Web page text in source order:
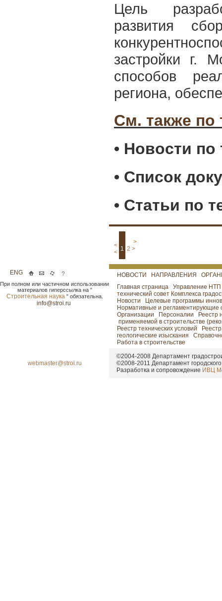
Цель
развития
застройки г.
способов
региона,
См. также по
• Новости
• Список
• Статьи по
<
< 1 2
>
>
ENG
При полном или частичном использовании
материалов гиперссылка на "
Строительная наука " обязательна.
info@stroi.ru
НОВОСТИ НАПРАВЛЕНИЯ
Главная страница
Управление НТП
технический совет Комплекса
Новости
Целевые программы
Нормативные и регламентирующие
Организации
Персоналии
Реестр
применяемой в строительстве
Реестр технических условий
геологические изыскания
Работа в строительстве
webmaster@stroi.ru
©2004-2008 Департамент
©2008-2011 Департамент
Разработка и сопровождение ИВЦ